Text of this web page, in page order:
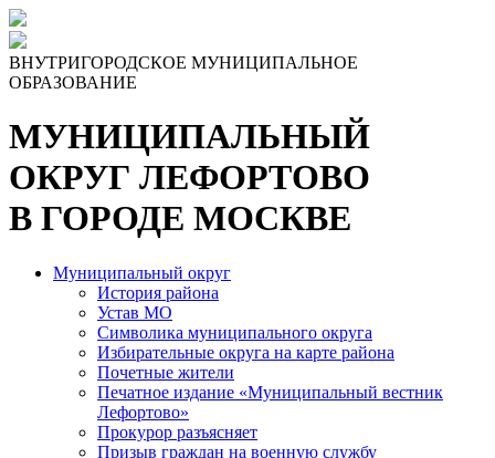
ВНУТРИГОРОДСКОЕ МУНИЦИПАЛЬНОЕ
ОБРАЗОВАНИЕ
МУНИЦИПАЛЬНЫЙ
ОКРУГ ЛЕФОРТОВО
В ГОРОДЕ МОСКВЕ
Муниципальный округ
История района
Устав МО
Символика муниципального округа
Избирательные округа на карте района
Почетные жители
Печатное издание «Муниципальный вестник
Лефортово»
Прокурор разъясняет
Призыв граждан на военную службу